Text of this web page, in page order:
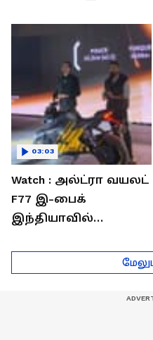
Watch : அல்ட்ரா வயலட்
F77 இ-பைக்
இந்தியாவில்
சார்ஜில் 307கி.மீ
பயணம்!
03:03